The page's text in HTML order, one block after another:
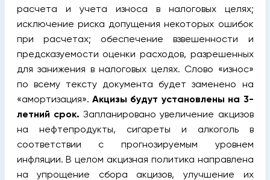
расчета и учета износа в налоговых целях;
исключение риска допущения некоторых ошибок
при расчетах; обеспечение взвешенности и
предсказуемости оценки расходов, разрешенных
для занижения в налоговых целях. Слово «износ»
по всему тексту документа будет заменено на
«амортизация». Акцизы будут установлены на 3-
летний срок. Запланировано увеличение акцизов
на нефтепродукты, сигареты и алкоголь в
соответствии с прогнозируемым уровнем
инфляции. В целом акцизная политика направлена
на упрощение сбора акцизов, улучшение их